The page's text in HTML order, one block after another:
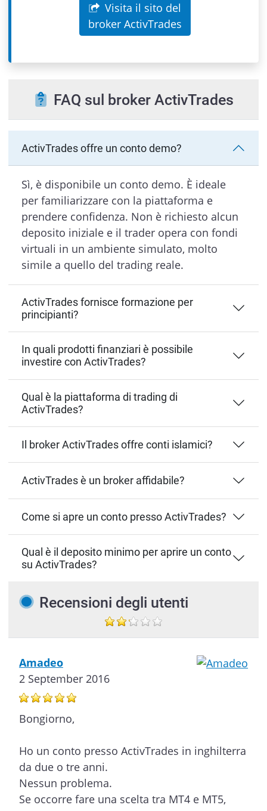
Visita il sito del
broker ActivTrades
FAQ sul broker ActivTrades
ActivTrades offre un conto demo?
Sì, è disponibile un conto demo. È ideale
per familiarizzare con la piattaforma e
prendere confidenza. Non è richiesto alcun
deposito iniziale e il trader opera con fondi
virtuali in un ambiente simulato, molto
simile a quello del trading reale.
ActivTrades fornisce formazione per
principianti?
In quali prodotti finanziari è possibile
investire con ActivTrades?
Qual è la piattaforma di trading di
ActivTrades?
Il broker ActivTrades offre conti islamici?
ActivTrades è un broker affidabile?
Come si apre un conto presso ActivTrades?
Qual è il deposito minimo per aprire un conto
su ActivTrades?
Recensioni degli utenti
Amadeo
2 September 2016
Bongiorno,
Ho un conto presso ActivTrades in inghilterra
da due o tre anni.
Nessun problema.
Se occorre fare una scelta tra MT4 e MT5,